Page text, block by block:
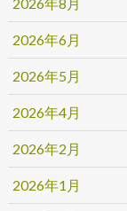
2026年6月
2026年5月
2026年4月
2026年2月
2026年1月